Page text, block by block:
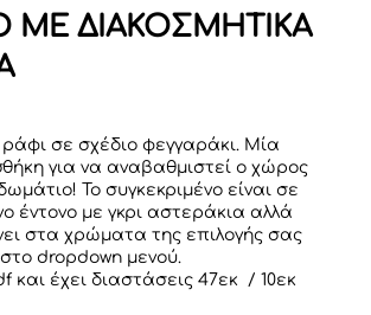
ΜΕ ΔΙΑΚΟΣΜΗΤΙΚΑ
ράφι σε σχέδιο φεγγαράκι. Μία
για να αναβαθμιστεί ο χώρος
Το συγκεκριμένο είναι σε
έντονο με γκρι αστεράκια αλλά
στα χρώματα της επιλογής σας
dropdown μενού.
και έχει διαστάσεις 47εκ / 10εκ